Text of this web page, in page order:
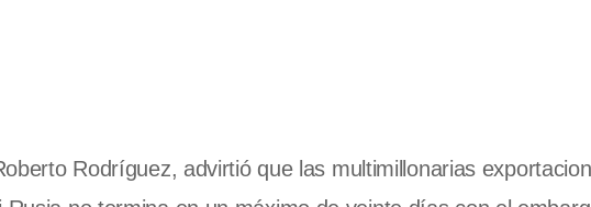
Rodríguez, advirtió que las multimillonarias